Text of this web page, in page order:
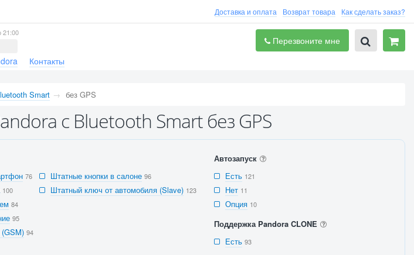
Доставка и оплата Возврат товара Как сделать заказ?
21:00
Перезвоните мне
Контакты
Smart без GPS
с Bluetooth Smart без GPS
76
100
84
95
94
Штатные кнопки в салоне 96
Штатный ключ от автомобиля (Slave) 123
Автозапуск
Есть 121
Нет 11
Опция 10
Поддержка Pandora CLONE
Есть 93